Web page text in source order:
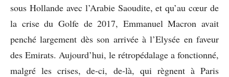
sous Hollande avec l’Arabie Saoudite, et qu’au cœur de
la crise du Golfe de 2017, Emmanuel Macron avait
penché largement dès son arrivée à l’Elysée en faveur
des Emirats. Aujourd’hui, le rétropédalage a fonctionné,
malgré les crises, de-ci, de-là, qui règnent à Paris